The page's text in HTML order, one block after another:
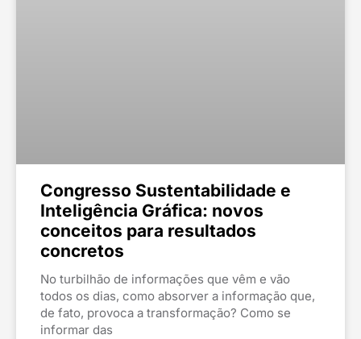
Congresso Sustentabilidade e
Inteligência Gráfica: novos
conceitos para resultados
concretos
No turbilhão de informações que vêm e vão
todos os dias, como absorver a informação que,
de fato, provoca a transformação? Como se
informar das